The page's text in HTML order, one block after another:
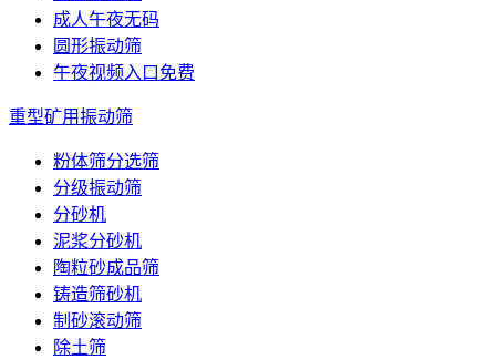
成人午夜无码
圆形振动筛
午夜视频入口免费
重型矿用振动筛
粉体筛分选筛
分级振动筛
分砂机
泥浆分砂机
陶粒砂成品筛
铸造筛砂机
制砂滚动筛
除土筛